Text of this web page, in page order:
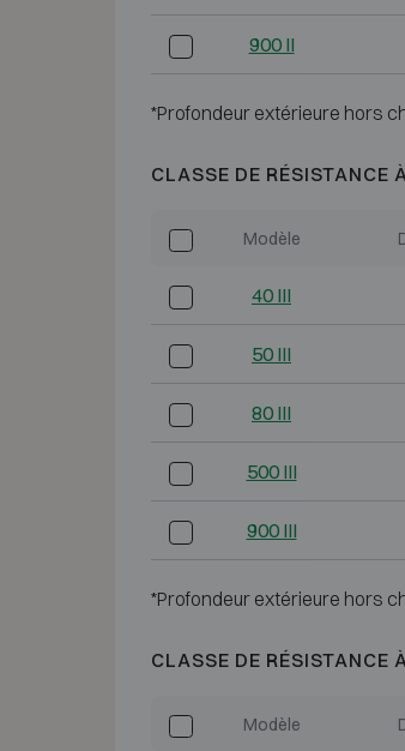
900 II
*Profondeur extérieure hors
CLASSE DE RÉSISTANCE
Modèle
40 III
50 III
80 III
500 III
900 III
*Profondeur extérieure hors
CLASSE DE RÉSISTANCE
Modèle